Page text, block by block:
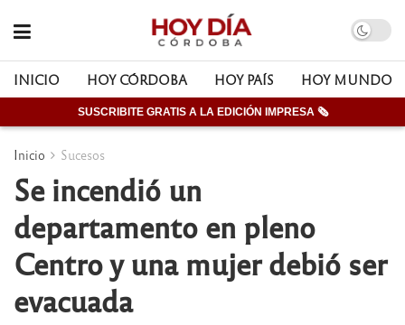
INICIO HOY CÓRDOBA HOY PAÍS HOY MUNDO
SUSCRIBITE GRATIS A LA EDICIÓN IMPRESA 🗞
Inicio Sucesos
Se incendió un
departamento en pleno
Centro y una mujer debió ser
evacuada